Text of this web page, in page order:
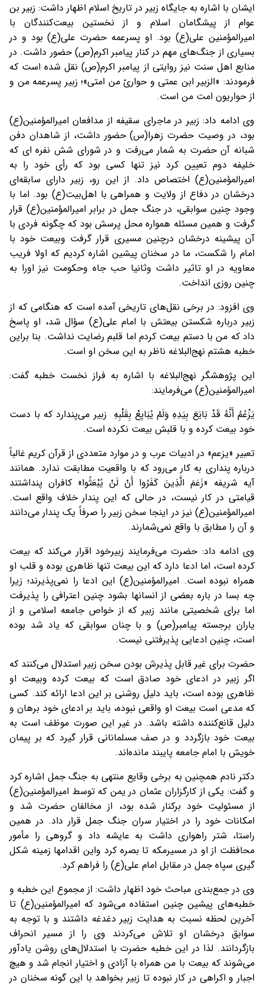
ایشان با اشاره به جایگاه زبیر در تاریخ اسلام اظهار داشت: زبیر بن
عوام از پیشگامان اسلام و از نخستین بیعت‌کنندگان با
امیرالمؤمنین علی(ع) بود. او پسرعمه حضرت علی(ع) بود و در
بسیاری از جنگ‌های مهم در کنار پیامبر اکرم(ص) حضور داشت. در
منابع اهل سنت نیز روایتی از پیامبر اکرم(ص) نقل شده است که
فرمودند: «الزبیر ابن عمتی و حواریّ من امتی»؛ زبیر پسرعمه من و
از حواریون امت من است.
وی ادامه داد: زبیر در ماجرای سقیفه از مدافعان امیرالمؤمنین(ع)
بود، در وصیت حضرت زهرا(س) حضور داشت، از شاهدان دفن
شبانه آن حضرت به شمار می‌رفت و در شورای شش نفره ای که
خلیفه دوم تعیین کرد نیز تنها کسی بود که رأی خود را به
امیرالمؤمنین(ع) اختصاص داد. از این رو، زبیر دارای سابقه‌ای
درخشان در دفاع از ولایت و همراهی با اهل‌بیت(ع) بود. اما با
وجود چنین سوابقی، در جنگ جمل در برابر امیرالمؤمنین(ع) قرار
گرفت و همین مسئله همواره محل پرسش بود که چگونه فردی با
آن پیشینه درخشان درچنین مسیری قرار گرفت وبیعت خود با
امام را شکست، ما در سخنان پیشین اشاره کردیم که اولا فریب
معاویه در او تاثیر داشت وثانیا حب جاه وحکومت نیز اورا به
چنین روزی انداخت.
وی افزود: در برخی نقل‌های تاریخی آمده است که هنگامی که از
زبیر درباره شکستن بیعتش با امام علی(ع) سؤال شد، او پاسخ
داد که من با دستم بیعت کردم اما قلبم رضایت نداشت. بنا براین
خطبه هشتم نهج‌البلاغه ناظر به این سخن او است.
این پژوهشگر نهج‌البلاغه با اشاره به فراز نخست خطبه گفت:
امیرالمؤمنین(ع) می‌فرمایند:
یَزْعُمُ أَنَّهُ قَدْ بَایَعَ بِیَدِهِ وَلَمْ یُبَایِعْ بِقَلْبِهِ زبیر می‌پندارد که با دست
خود بیعت کرده و با قلبش بیعت نکرده است.
تعبیر «یزعم» در ادبیات عرب و در موارد متعددی از قرآن کریم غالباً
درباره پنداری به کار می‌رود که با واقعیت مطابقت ندارد. همانند
آیه شریفه «زَعَمَ الَّذِینَ کَفَرُوا أَنْ لَنْ یُبْعَثُوا» کافران پنداشتند
قیامتی در کار نیست، در حالی که این پندار خلاف واقع است.
امیرالمؤمنین(ع) نیز در اینجا سخن زبیر را صرفاً یک پندار می‌دانند
و آن را مطابق با واقع نمی‌شمارند.
وی ادامه داد: حضرت می‌فرمایند زبیرخود اقرار می‌کند که بیعت
کرده است، اما ادعا دارد که این بیعت تنها ظاهری بوده و قلب او
همراه نبوده است. امیرالمؤمنین(ع) این ادعا را نمی‌پذیرند؛ زیرا
چه بسا در باره بعضی از انسانها بشود چنین اعترافی را پذیرفت
اما برای شخصیتی مانند زبیر که از خواص جامعه اسلامی و از
یاران برجسته پیامبر(ص) و با چنان سوابقی که یاد شد بوده
است، چنین ادعایی پذیرفتنی نیست.
حضرت برای غیر قابل پذیرش بودن سخن زبیر استدلال می‌کنند که
اگر زبیر در ادعای خود صادق است که بیعت کرده وبیعت او
ظاهری بوده است، باید دلیل روشنی بر این ادعا ارائه کند. کسی
که مدعی است بیعت او واقعی نبوده، باید بر ادعای خود برهان و
دلیل قانع‌کننده داشته باشد. در غیر این صورت موظف است به
بیعت خود بازگردد و در صف مسلمانانی قرار گیرد که بر پیمان
خویش با امام جامعه پایبند مانده‌اند.
دکتر نادم همچنین به برخی وقایع منتهی به جنگ جمل اشاره کرد
و گفت: یکی از کارگزاران عثمان در یمن که توسط امیرالمؤمنین(ع)
از مسئولیت خود برکنار شده بود، از مخالفان حضرت شد و
امکانات خود را در اختیار سران جنگ جمل قرار داد. در همین
راستا، شتر راهواری داشت به عایشه داد و گروهی را مأمور
محافظت از او در مسیرمکه تا بصره کرد واین اقدامها زمینه شکل
گیری سپاه جمل در مقابل امام علی(ع) را فراهم کرد.
وی در جمع‌بندی مباحث خود اظهار داشت: از مجموع این خطبه و
خطبه‌های پیشین چنین استفاده می‌شود که امیرالمؤمنین(ع) تا
آخرین لحظه نسبت به هدایت زبیر دغدغه داشتند و با توجه به
سوابق درخشان او تلاش می‌کردند وی را از مسیر انحراف
بازگردانند. لذا در این خطبه حضرت با استدلال‌های روشن یادآور
می‌شوند که بیعت با من همراه با آزادی و اختیار انجام شد و هیچ
اجبار و اکراهی در کار نبوده تا زبیر بخواهد با این گونه سخنان در